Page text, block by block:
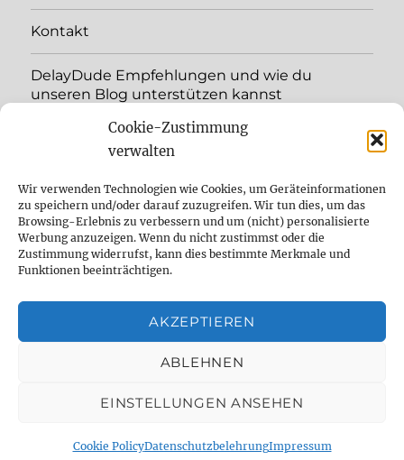
Cookie-Zustimmung
verwalten
Wir verwenden Technologien wie Cookies, um Geräteinformationen
zu speichern und/oder darauf zuzugreifen. Wir tun dies, um das
Browsing-Erlebnis zu verbessern und um (nicht) personalisierte
Werbung anzuzeigen. Wenn du nicht zustimmst oder die
Zustimmung widerrufst, kann dies bestimmte Merkmale und
Funktionen beeinträchtigen.
AKZEPTIEREN
ABLEHNEN
EINSTELLUNGEN ANSEHEN
Cookie PolicyDatenschutzbelehrungImpressum
menu
Kontakt
DelayDude Empfehlungen und wie du
unseren Blog unterstützen kannst
expand
child
YouTube
Instagram
Feed
Cookie Policy (EU)